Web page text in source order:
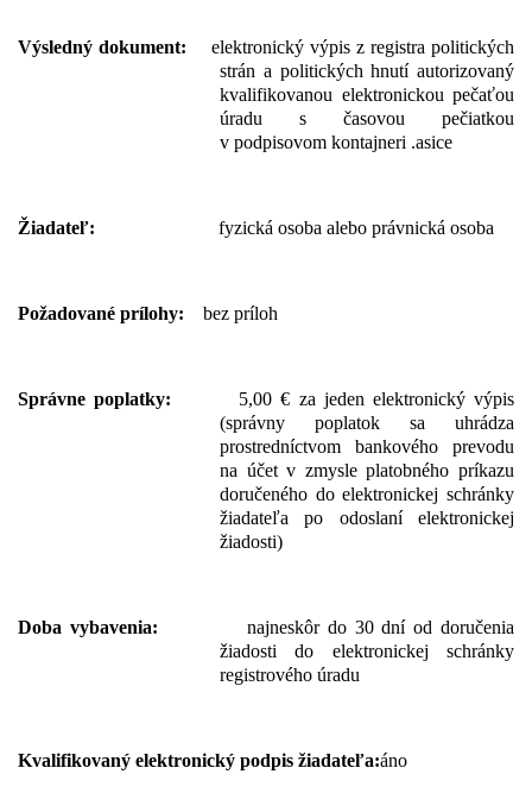
Výsledný dokument:
elektronický výpis z registra politických
strán a politických hnutí autorizovaný
kvalifikovanou elektronickou pečaťou
úradu s časovou pečiatkou
v podpisovom kontajneri .asice
Žiadateľ: fyzická osoba alebo právnická osoba
Požadované prílohy: bez príloh
Správne poplatky:
5,00 € za jeden elektronický výpis
(správny poplatok sa uhrádza
prostredníctvom bankového prevodu
na účet v zmysle platobného príkazu
doručeného do elektronickej schránky
žiadateľa po odoslaní elektronickej
žiadosti)
Doba vybavenia:
najneskôr do 30 dní od doručenia
žiadosti do elektronickej schránky
registrového úradu
Kvalifikovaný elektronický podpis žiadateľa:áno